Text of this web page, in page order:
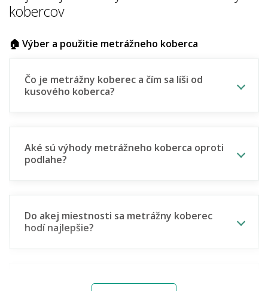
kobercov
🏠 Výber a použitie metrážneho koberca
Čo je metrážny koberec a čím sa líši od
kusového koberca?
Aké sú výhody metrážneho koberca oproti
podlahe?
Do akej miestnosti sa metrážny koberec
hodí najlepšie?
Hodí se metrážny koberec aj do kancelárie